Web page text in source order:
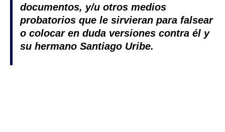
documentos, y/u otros medios
probatorios que le sirvieran para falsear
o colocar en duda versiones contra él y
su hermano Santiago Uribe.